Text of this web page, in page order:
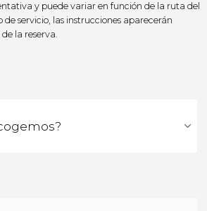
y puede variar en función de la ruta del
servicio, las instrucciones aparecerán
la reserva.